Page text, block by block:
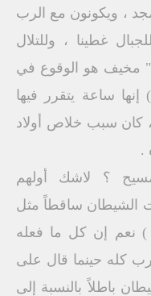
، ويكونون مع الرب
غطينا ، وللتلال
" ( رؤ6 : 16 ) لأنه " مخيف هو الوقوع في
يدي الله الحي " ( عب10 : 31 ) إنها ساعة يتقرر فيها
، كان سبب خلاص أولاد
.
؟ لاشك أولهم
الشيطان ساقطاً مثل
البرق من السماء " ( لو10 : 18 ) نعم إن كل ما فعله
كله حينما قال على
باطلاً بالنسبة إلى